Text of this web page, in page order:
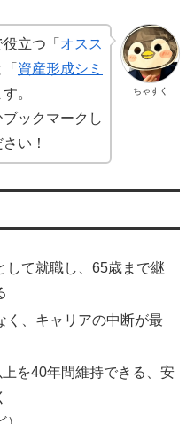
ちゃすく
立つ「 オスス
資産形成シミ
。
ックマークし
い！
して就職し、65歳まで継
く、キャリアの中断が最
を40年間維持できる、安